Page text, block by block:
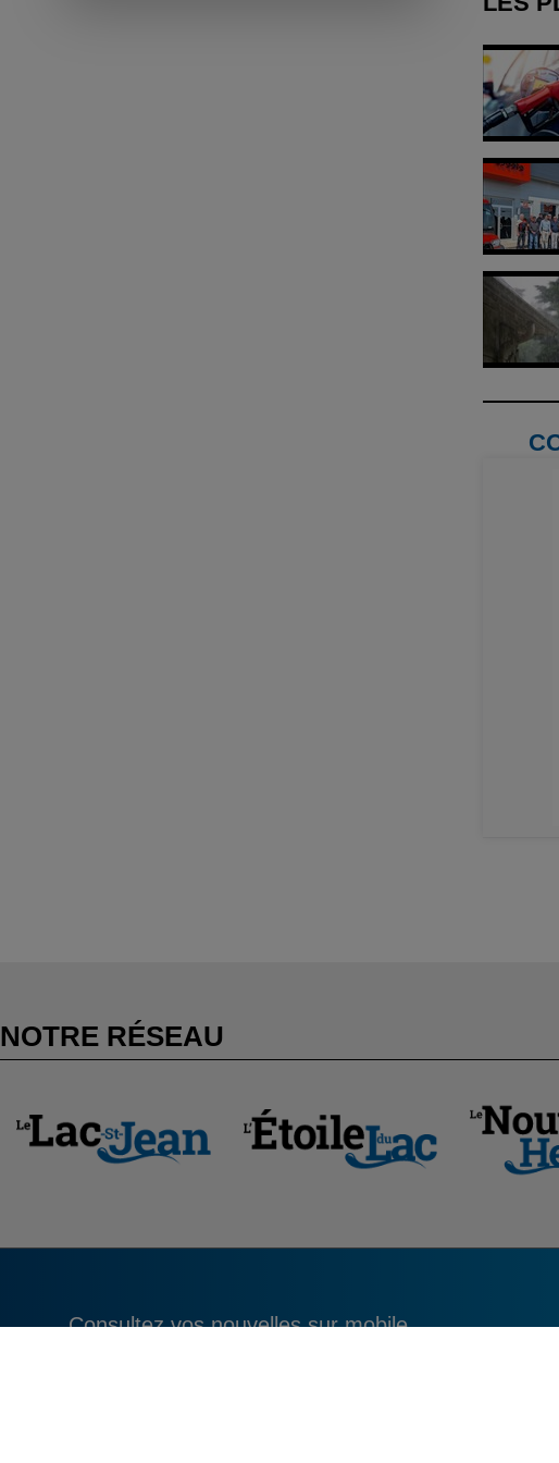
NOTRE RÉSEAU
Consultez vos nouvelles sur mobile.